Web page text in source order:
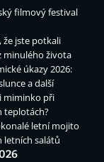
filmový festival
že jste potkali
minulého života
úkazy 2026:
a další
miminko při
teplotách?
letní mojito
letních salátů